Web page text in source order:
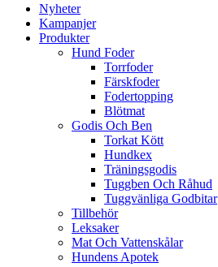
Nyheter
Kampanjer
Produkter
Hund Foder
Torrfoder
Färskfoder
Fodertopping
Blötmat
Godis Och Ben
Torkat Kött
Hundkex
Träningsgodis
Tuggben Och Råhud
Tuggvänliga Godbitar
Tillbehör
Leksaker
Mat Och Vattenskålar
Hundens Apotek